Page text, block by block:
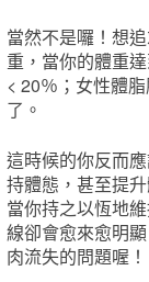
當然不是囉！想
重，當你的體重
< 20％；女性體
了。
這時候的你反而
持體態，甚至提
當你持之以恆地
線卻會愈來愈明
肉流失的問題喔！